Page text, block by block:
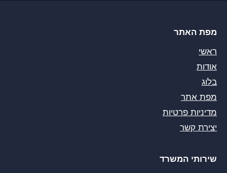
מפת האתר
ראשי
אודות
בלוג
מפת אתר
מדיניות פרטיות
יצירת קשר
שירותי המשרד